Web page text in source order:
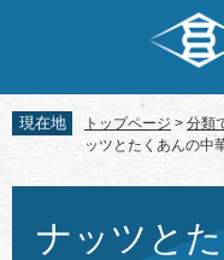
先
頭
す。
を
飛
し
現在地 トップページ > 分類
ッツとたくあんの中
ナッツと